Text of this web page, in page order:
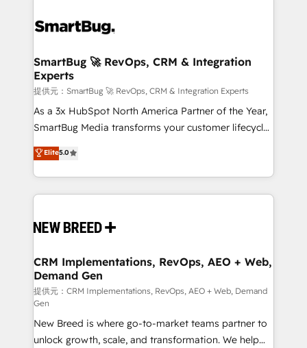
tune-ups, feature rollouts, adoption coaching. Buying
HubSpot, switching to it, or reviving a stale portal?
We are built for the work.
ィブ・エージェンシーです。事業部・グループ会社・部
を、CRMを軸とした全社共通基盤に再構築します。意
思決定者・PMO・現場担当者に並走します。 1️⃣
HubSpot導入・活用支援 顧客データの一元化から、
GTMの見える化・自動化まで。全Hub統合運用、デー
タ品質設計、グループ横断のCRM統合に対応します。
の一部をAIが自律実行する組織への移行を設計・実装。
Breeze・Claude等をHubSpotと連携させ、役割定義・
革を、構想から実装・定着までPMOとして主導。「設
の統合・浸透・変革管理を実行します。 ▸ CMS戦略設
計・構築：リード獲得・CVR・SEOを前提にした情報設
計・導線設計・テンプレート設計をContent Hubで一体
提供。 ▸ 既存CRM・MAからの移行支援：Salesforce・
Marketo・Pardot等からの移行、カスタム設計、履歴
データ移行と活用設計まで。 ▸ AEO対応：ChatGPT・
SmartBug 🚀 RevOps, CRM & Integration
Experts
提供元：SmartBug 🚀 RevOps, CRM & Integration Experts
As a 3x HubSpot North America Partner of the Year,
SmartBug Media transforms your customer lifecycle
into a revenue engine. Our unified ecosystem
includes specialized divisions Globalia (AI &
Software) and Point Success Media (Paid Media),
making this the official home for all three brands. 🔄
and system integrations powered by Globalia’s
trainers to drive platform adoption. 📈 Revenue
Generation - Full-funnel marketing and high-
performance advertising via Point Success Media. -
Expert deployment of Breeze AI and custom agents
to automate growth. 🏆 Elite Excellence - 8 platform
accreditations and deep HIPAA-compliance
Elite5.0
CRM Implementations, RevOps, AEO + Web,
Demand Gen
提供元：CRM Implementations, RevOps, AEO + Web, Demand
Gen
New Breed is where go-to-market teams partner to
unlock growth, scale, and transformation. We help